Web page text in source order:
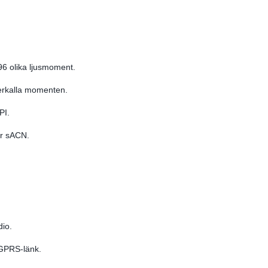
olika ljusmoment.
momenten.
sACN.
länk.